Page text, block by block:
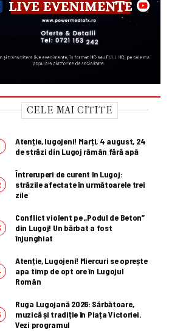
CELE MAI CITITE
Atenție, lugojeni! Marți, 4 august, 24
de străzi din Lugoj rămân fără apă
Întreruperi de curent în Lugoj:
străzile afectate în următoarele trei
zile
Conflict violent pe „Podul de Beton”
din Lugoj! Un bărbat a fost
înjunghiat
Atenție, Lugojeni! Miercuri se oprește
apa timp de opt ore în Lugojul
Român
Ruga Lugojană 2026: Sărbătoare,
muzică și tradiție în Piața Victoriei.
Vezi programul